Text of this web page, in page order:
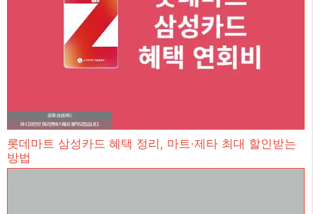
롯데마트 삼성카드 혜택 정리, 마트·제타 최대 할인받는
방법